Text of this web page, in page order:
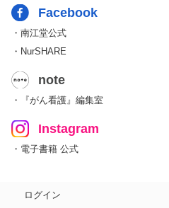
Facebook
・南江堂公式
・NurSHARE
note
・『がん看護』編集室
Instagram
・電子書籍 公式
ログイン